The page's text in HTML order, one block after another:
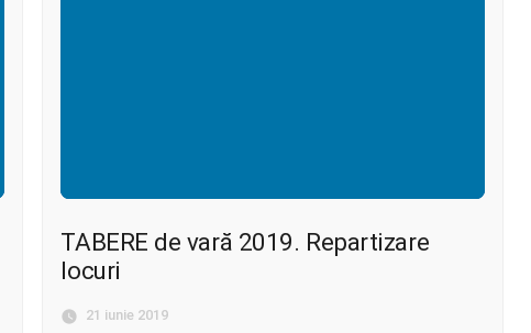
TABERE de vară 2019. Repartizare
locuri
21 iunie 2019